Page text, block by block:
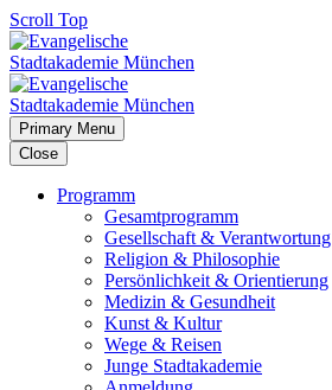
Scroll Top
Primary Menu
Close
Programm
Gesamtprogramm
Gesellschaft & Verantwortung
Religion & Philosophie
Persönlichkeit & Orientierung
Medizin & Gesundheit
Kunst & Kultur
Wege & Reisen
Junge Stadtakademie